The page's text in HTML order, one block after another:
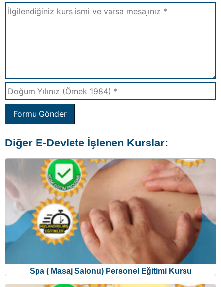
Formu Gönder
Diğer E-Devlete İşlenen Kurslar:
Spa ( Masaj Salonu) Personel Eğitimi Kursu